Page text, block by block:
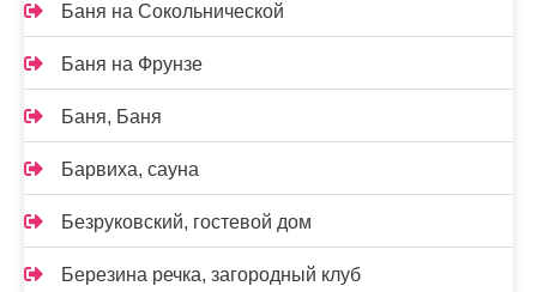
Баня на Сокольнической
Баня на Фрунзе
Баня, Баня
Барвиха, сауна
Безруковский, гостевой дом
Березина речка, загородный клуб